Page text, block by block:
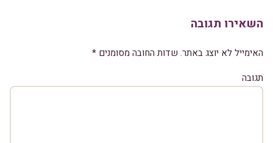
השאירו תגובה
האימייל לא יוצג באתר. שדות החובה מסומנים *
תגובה